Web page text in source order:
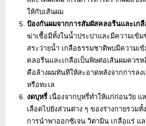
ให้กับเส้นผม
ป้องกันผมจากการสัมผัสคลอรีนและเกลื
ฆ่าเชื้อมีทั้งในน้ำประปาและมีความเข้
สระว่ายน้ำ เกลือธรรมชาติพบมีความเ
คลอรีนและเกลือเป็นพิษต่อเส้นผมควร
คือล้างผมทันทีให้สะอาดหลังจากการลง
หรือทะเล
งดบุหรี่ เนื่องจากบุหรี่ทำให้แก่ก่อนวัย แ
เลือดไปยังส่วนต่าง ๆ ของร่างกายรวม
การนำพาออกซิเจน วิตามิน เกลือแร่ แล